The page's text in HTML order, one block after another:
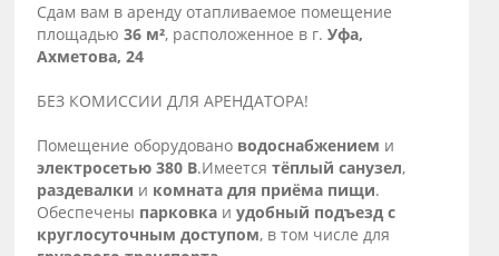
Сдам вам в аренду отапливаемое помещение
площадью36 м², расположенное в г.Уфа,
Ахметова, 24
БЕЗ КОМИССИИ ДЛЯ АРЕНДАТОРА!
Помещение оборудовано водоснабжением и
электросетью 380 В.Имеетсятёплый санузел,
раздевалки и комната для приёма пищи.
Обеспечены парковка иудобный подъезд с
круглосуточным доступом, в том числе для